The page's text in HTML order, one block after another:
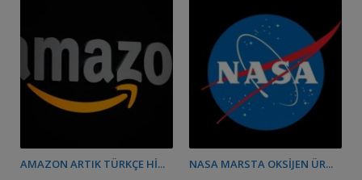
AMAZON ARTIK TÜRKÇE HI... NASA MARSTA OKSIJEN ÜR...